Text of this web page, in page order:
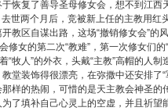
恢复了善导圣母修女会，想不到江西
世两个月后，竞被新上任的主教用红
教区自谋出路，这场“撤销修女会”的
修女的第二次“教难”，第一次修女们的
“牧人”的外衣，头戴“主教”高帽的人
堂装饰得很漂亮，在弥撒中还安排了
样的热闹，可惜的是天主教会神圣的
了填补自己心灵上的空虚，并且祈望